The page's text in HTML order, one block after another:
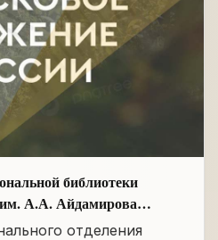
библиотеки
А.А. Айдамирова
отделения